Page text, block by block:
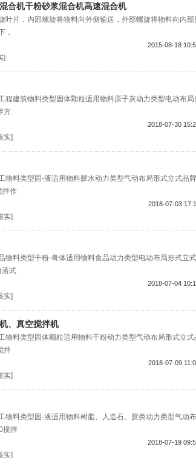
合机干粉砂浆混合机高速混合机
片，内部螺旋将物料向外侧输送，外部螺旋将物料向内部
，
2015-08-18
]
程建筑物料类型固体颗粒适用物料原子灰动力类型电动布局
方
2018-07-30
实]
物料类型固-液适用物料胶水动力类型气动布局形式立式品牌
拌作
2018-07-03
实]
物料类型干粉-膏体适用物料食品动力类型电动布局形式立式
落式
2018-07-04
实]
、真空搅拌机
物料类型固体颗粒适用物料干粉动力类型气动布局形式立式
拌
2018-07-09
实]
物料类型固-液适用物料树脂、人造石、胶类动力类型气动布
搅拌
2018-07-19
实]